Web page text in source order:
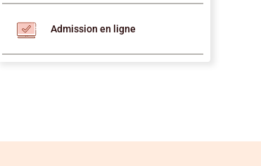
Admission en ligne